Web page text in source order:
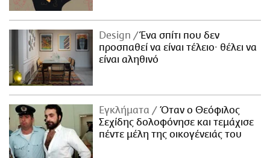
Design
Ένα σπίτι που δεν
προσπαθεί να είναι τέλειο· θέλει να
είναι αληθινό
Εγκλήματα
Όταν ο Θεόφιλος
Σεχίδης δολοφόνησε και τεμάχισε
πέντε μέλη της οικογένειάς του